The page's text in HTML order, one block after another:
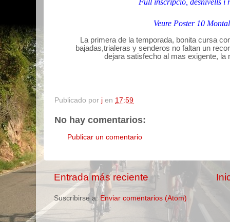
Full inscripció, desnivells i
Veure Poster 10
La primera de la temporada, bonita cursa
bajadas,trialeras y senderos no faltan un
dejara satisfecho al mas exigente, la
Publicado por j en 17:59
No hay comentarios:
Publicar un comentario
Entrada más reciente
Suscribirse a: Enviar comentarios (Atom)